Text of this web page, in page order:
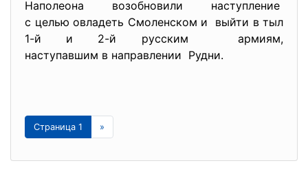
Наполеона возобновили наступление
с целью овладеть Смоленском и выйти в тыл
1-й и 2-й русским армиям,
наступавшим в направлении Рудни.
Страница 1 »